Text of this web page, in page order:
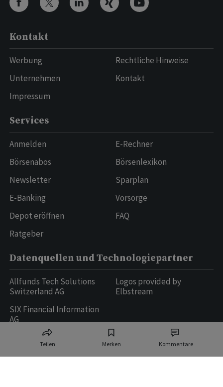
Teilen Merken Kommentare
Kontakt
Werbung
Unternehmen
Impressum
Rechtliche Hinweise
Kontakt
Services
Anmelden
Börsenabos
Newsletter
E-Banking
Depot eröffnen
Ratgeber
E-Rechner
Börsenlexikon
Sparplan
Vorsorge
FAQ
Datenquellen und Technologiepartner
Allfunds Tech Solutions
Switzerland AG
SIX Financial Information
AG
Logos provided by
Elbstream
Ringier AG | Ringier Medien Schweiz